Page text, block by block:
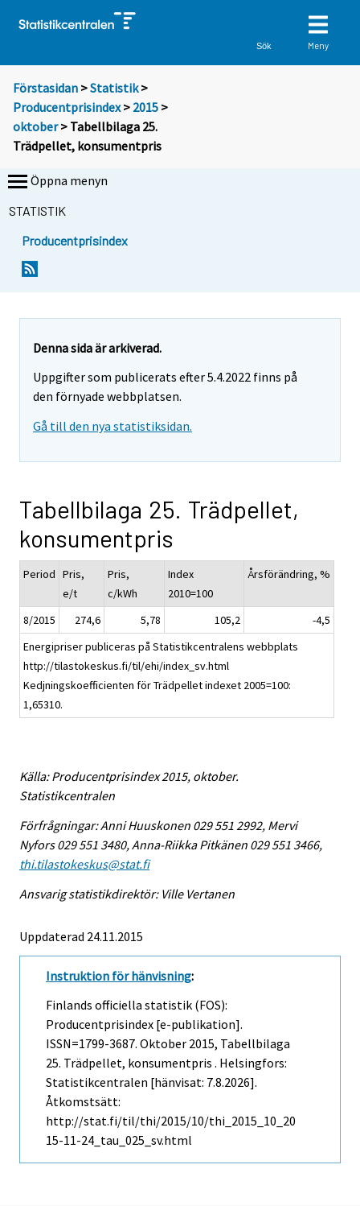
Sök Meny
Förstasidan >Statistik >
Producentprisindex> 2015 >
oktober> Tabellbilaga 25.
Trädpellet, konsumentpris
Öppna menyn
STATISTIK
Producentprisindex
Denna sida är arkiverad.
Uppgifter som publicerats efter 5.4.2022 finns på
den förnyade webbplatsen.
Gå till den nya statistiksidan.
Tabellbilaga 25. Trädpellet,
konsumentpris
Period Pris,
e/t
Pris,
c/kWh
Index
2010=100
Årsförändring, %
8/2015 274,6 5,78 105,2
-4,5
Energipriser publiceras på Statistikcentralens webbplats
http://tilastokeskus.fi/til/ehi/index_sv.html
Kedjningskoefficienten för Trädpellet indexet 2005=100:
1,65310.
Källa: Producentprisindex 2015, oktober.
Statistikcentralen
Förfrågningar: Anni Huuskonen 029 551 2992, Mervi
Nyfors 029 551 3480, Anna-Riikka Pitkänen 029 551 3466,
thi.tilastokeskus@stat.fi
Ansvarig statistikdirektör: Ville Vertanen
Uppdaterad 24.11.2015
Instruktion för hänvisning:
Finlands officiella statistik (FOS):
Producentprisindex [e-publikation].
ISSN=1799-3687. Oktober 2015, Tabellbilaga
25. Trädpellet, konsumentpris . Helsingfors:
Statistikcentralen [hänvisat: 7.8.2026].
Åtkomstsätt:
http://stat.fi/til/thi/2015/10/thi_2015_10_20
15-11-24_tau_025_sv.html